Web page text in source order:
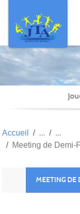
Accueil
Meeting de Demi-
MEETING DE
Panneau de gestion